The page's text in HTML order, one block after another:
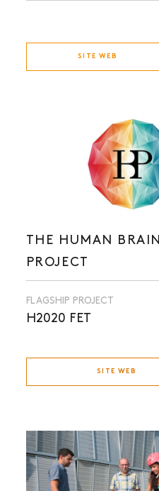
SITE WEB
THE HUMAN BRAIN
PROJECT
FLAGSHIP PROJECT
H2020 FET
SITE WEB